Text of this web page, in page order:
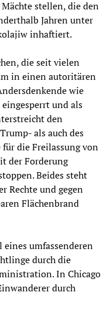
stellen, die den
Jahren unter
inhaftiert.
die seit vielen
in einen autoritären
wie
und als
den
als auch des
für die Freilassung von
der Forderung
Beides steht
Rechte und gegen
Flächenbrand
umfassenderen
durch die
In Chicago
durch